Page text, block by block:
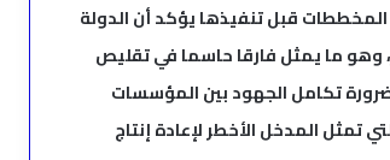
قبل تنفيذها يؤكد أن الدولة
وهو ما يمثل فارقا حاسما في تقليص
تكامل الجهود بين المؤسسات
تمثل المدخل الأخطر لإعادة إنتاج